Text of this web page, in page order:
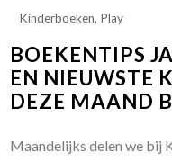
Kinderboeken, Play
BOEKENTIPS
EN NIEUWSTE
DEZE MAAND
Maandelijks delen we bij